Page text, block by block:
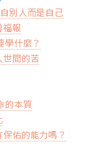
別人而是自己
福報
學什麼？
世間的苦
的本質
佑的能力嗎？